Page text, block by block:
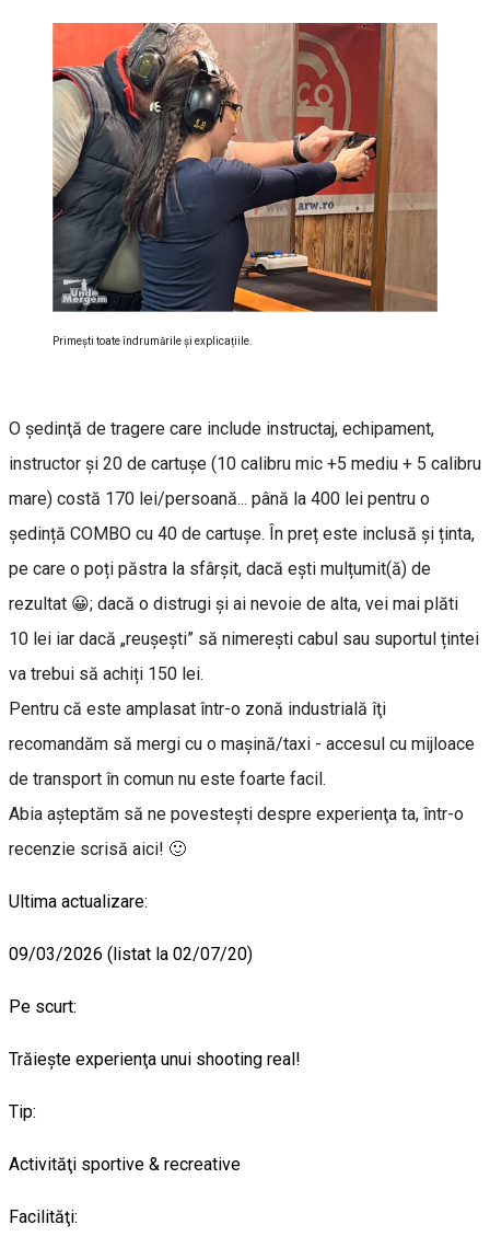
Primești toate îndrumările și explicațiile.
O şedinţă de tragere care include instructaj, echipament,
instructor şi 20 de cartuşe (10 calibru mic +5 mediu + 5 calibru
mare) costă 170 lei/persoană... până la 400 lei pentru o
ședință COMBO cu 40 de cartușe. În preț este inclusă și ținta,
pe care o poți păstra la sfârșit, dacă ești mulțumit(ă) de
rezultat 😀; dacă o distrugi și ai nevoie de alta, vei mai plăti
10 lei iar dacă „reușești” să nimerești cabul sau suportul țintei
va trebui să achiți 150 lei.
Pentru că este amplasat într-o zonă industrială îţi
recomandăm să mergi cu o maşină/taxi - accesul cu mijloace
de transport în comun nu este foarte facil.
Abia aşteptăm să ne povesteşti despre experienţa ta, într-o
recenzie scrisă aici! 🙂
Ultima actualizare:
09/03/2026 (listat la 02/07/20)
Pe scurt:
Trăieşte experienţa unui shooting real!
Tip:
Activităţi sportive & recreative
Facilităţi: